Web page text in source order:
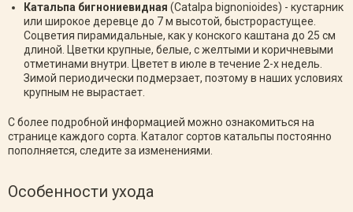
Катальпа бигнониевидная (Catalpa bignonioides) - кустарник
или широкое деревце до 7 м высотой, быстрорастущее.
Соцветия пирамидальные, как у конского каштана до 25 см
длиной. Цветки крупные, белые, с желтыми и коричневыми
отметинами внутри. Цветет в июле в течение 2-х недель.
Зимой периодически подмерзает, поэтому в наших условиях
крупным не вырастает.
С более подробной информацией можно ознакомиться на
странице каждого сорта. Каталог сортов катальпы постоянно
пополняется, следите за изменениями.
Особенности ухода